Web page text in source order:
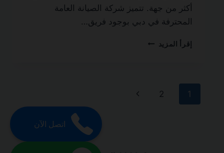
أكثر من جهة. تتميز شركة الصيانة العامة
المحترفة في دبي بوجود فريق…
إقرأ المزيد شركة
0501270935
تنقل
1
2
الصفحة
اتصل الآن